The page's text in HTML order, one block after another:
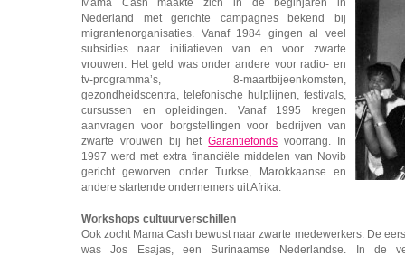
Mama Cash maakte zich in de beginjaren in
Nederland met gerichte campagnes bekend bij
migrantenorganisaties. Vanaf 1984 gingen al veel
subsidies naar initiatieven van en voor zwarte
vrouwen. Het geld was onder andere voor radio- en
tv-programma’s, 8-maartbijeenkomsten,
gezondheidscentra, telefonische hulplijnen, festivals,
cursussen en opleidingen. Vanaf 1995 kregen
aanvragen voor borgstellingen voor bedrijven van
zwarte vrouwen bij hetGarantiefonds voorrang. In
1997 werd met extra financiële middelen van Novib
gericht geworven onder Turkse, Marokkaanse en
andere startende ondernemers uit Afrika.
Workshops cultuurverschillen
Ook zocht Mama Cash bewust naar zwarte medewerkers. De
was Jos Esajas, een Surinaamse Nederlandse. In de